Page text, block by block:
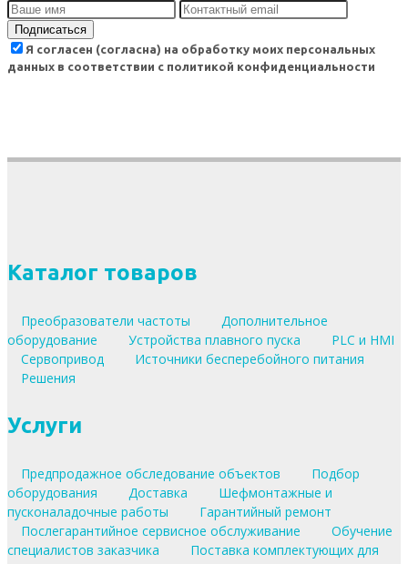
Подписаться
Я согласен (согласна) на обработку моих персональных
данных в соответствии с политикой конфиденциальности
Каталог товаров
Преобразователи частоты
Дополнительное
оборудование
Устройства плавного пуска
PLC и HMI
Сервопривод
Источники бесперебойного питания
Решения
Услуги
Предпродажное обследование объектов
Подбор
оборудования
Доставка
Шефмонтажные и
пусконаладочные работы
Гарантийный ремонт
Послегарантийное сервисное обслуживание
Обучение
специалистов заказчика
Поставка комплектующих для